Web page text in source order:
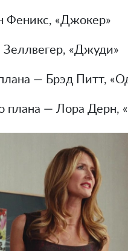
Феникс, «Джокер»
«Джуди»
— Брэд Питт,
плана — Лора Дерн,